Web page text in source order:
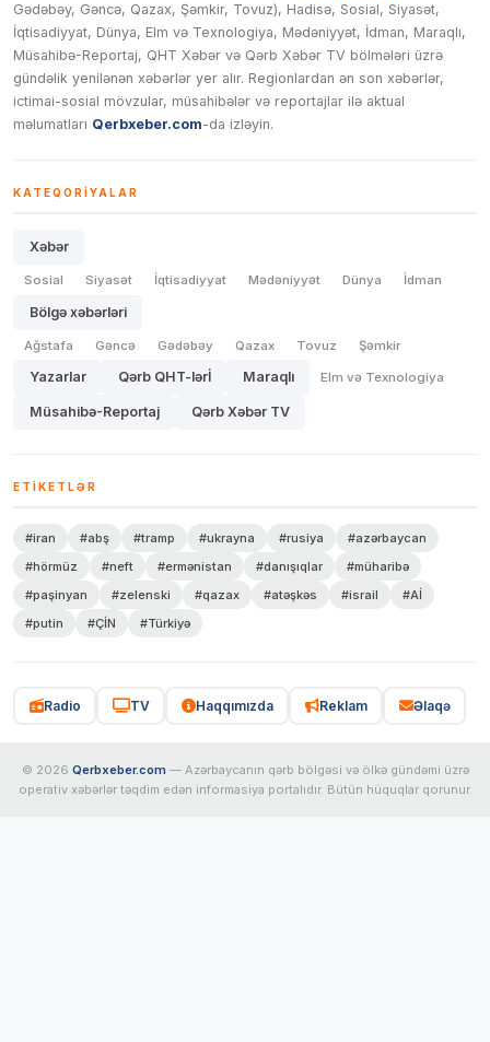
Gədəbəy, Gəncə, Qazax, Şəmkir, Tovuz), Hadisə, Sosial, Siyasət,
İqtisadiyyat, Dünya, Elm və Texnologiya, Mədəniyyət, İdman, Maraqlı,
Müsahibə-Reportaj, QHT Xəbər və Qərb Xəbər TV bölmələri üzrə
gündəlik yenilənən xəbərlər yer alır. Regionlardan ən son xəbərlər,
ictimai-sosial mövzular, müsahibələr və reportajlar ilə aktual
məlumatları Qerbxeber.com-da izləyin.
KATEQORIYALAR
Xəbər
Sosial Siyasət İqtisadiyyat Mədəniyyət Dünya İdman
Bölgə xəbərləri
Ağstafa Gəncə Gədəbəy Qazax Tovuz Şəmkir
Yazarlar Qərb QHT-lərİ Maraqlı Elm və Texnologiya
Müsahibə-Reportaj Qərb Xəbər TV
ETIKETLƏR
#iran #abş #tramp #ukrayna #rusiya
#azərbaycan
#hörmüz
#neft #ermənistan #danışıqlar
#müharibə
#paşinyan
#zelenski #qazax #atəşkəs #israil
#Aİ
#putin
#ÇİN #Türkiyə
Radio TV Haqqımızda Reklam Əlaqə
© 2026 Qerbxeber.com — Azərbaycanın qərb bölgəsi və ölkə gündəmi üzrə
operativ xəbərlər təqdim edən informasiya portalıdır. Bütün hüquqlar qorunur.